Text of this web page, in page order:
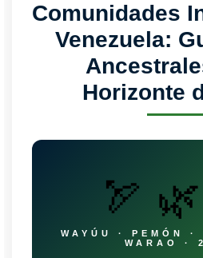
Comunidades
Venezuela:
Horizonte
🏹
WAYÚU · PEMÓN ·
WARAO ·